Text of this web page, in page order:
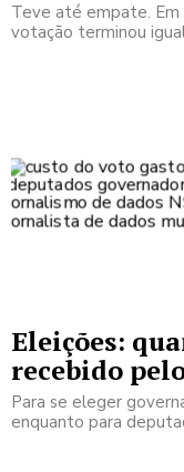
Teve até empate. Em
votação terminou
Eleições:
recebido
Para se eleger
enquanto para